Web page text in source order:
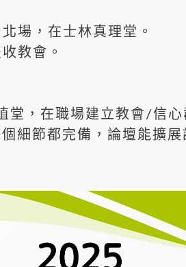
場，在士林真理堂。
教會。
堂，在職場建立教會/信心
細節都完備，論壇能擴